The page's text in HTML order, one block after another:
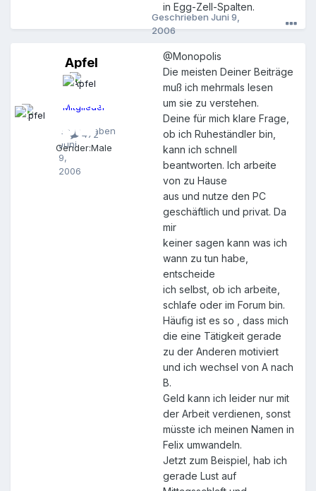
in Egg-Zell-Spalten.
A
p
f
Geschrieben
Juni
9,
2006
Apfel
Mitglieder
472
Gender:Male
Geschrieben Juni 9,
2006
@Monopolis
Die meisten Deiner Beiträge
muß ich mehrmals lesen
um sie zu verstehen.
Deine für mich klare Frage,
ob ich Ruheständler bin,
kann ich schnell
beantworten. Ich arbeite
von zu Hause
aus und nutze den PC
geschäftlich und privat. Da
mir
keiner sagen kann was ich
wann zu tun habe,
entscheide
ich selbst, ob ich arbeite,
schlafe oder im Forum bin.
Häufig ist es so , dass mich
die eine Tätigkeit gerade
zu der Anderen motiviert
und ich wechsel von A nach
B.
Geld kann ich leider nur mit
der Arbeit verdienen, sonst
müsste ich meinen Namen in
Felix umwandeln.
Jetzt zum Beispiel, hab ich
gerade Lust auf